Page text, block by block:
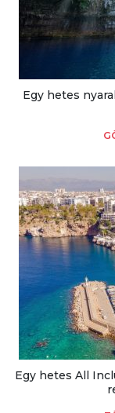
Egy hetes
Egy hetes All